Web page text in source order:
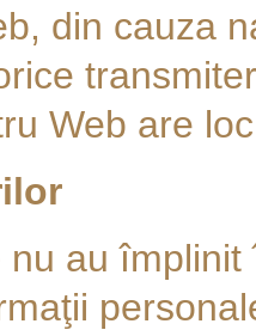
din cauza
Web are
nu au